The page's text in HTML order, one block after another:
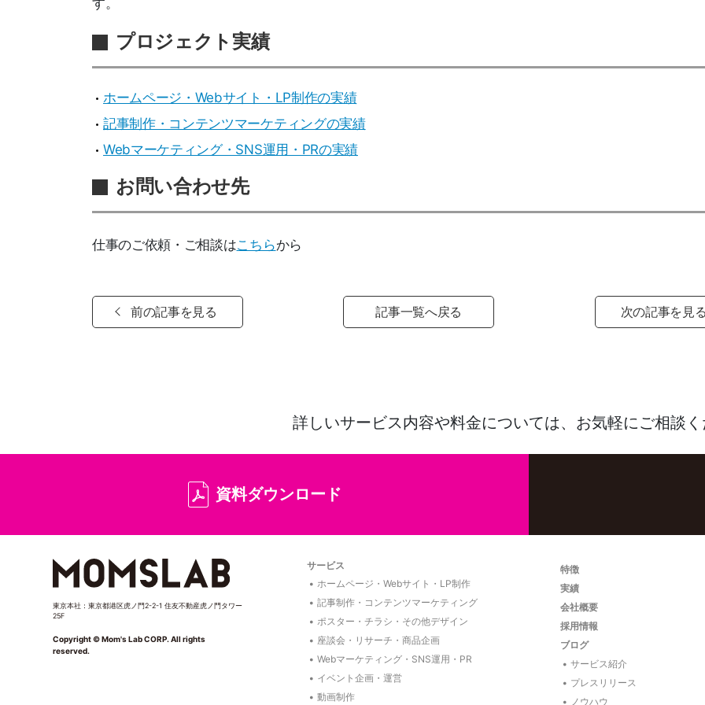
す。
プロジェクト実績
ホームページ・Webサイト・LP制作の実績
記事制作・コンテンツマーケティングの実績
Webマーケティング・SNS運用・PRの実績
お問い合わせ先
仕事のご依頼・ご相談はこちらから
前の記事を見る 記事一覧へ戻る 次の記事を見
詳しいサービス内容や料金については、 お気軽にご相談
資料ダウンロード
東京本社：東京都港区虎ノ門2-2-1 住友不動産虎ノ門タワー
25F
Copyright © Mom's Lab CORP. All rights
reserved.
サービス
ホームページ・Webサイト・LP制作
記事制作・コンテンツマーケティング
ポスター・チラシ・その他デザイン
座談会・リサーチ・商品企画
Webマーケティング・SNS運用・PR
イベント企画・運営
動画制作
特徴
実績
会社概要
採用情報
ブログ
サービス紹介
プレスリリース
ノウハウ